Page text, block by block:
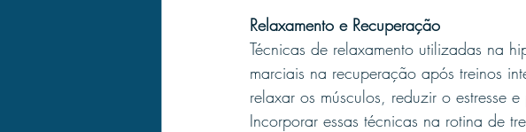
Relaxamento e Recuperação
Técnicas de relaxamento utilizadas na
marciais na recuperação após treinos
relaxar os músculos, reduzir o estresse
Incorporar essas técnicas na rotina de